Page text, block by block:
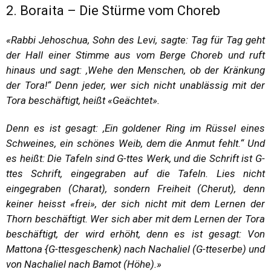
2. Boraita – Die Stürme vom Choreb
«Rabbi Jehoschua, Sohn des Levi, sagte: Tag für Tag geht
der Hall einer Stimme aus vom Berge Choreb und ruft
hinaus und sagt: ,Wehe den Menschen, ob der Kränkung
der Tora!“ Denn jeder, wer sich nicht unablässig mit der
Tora beschäftigt, heißt «Geächtet».
Denn es ist gesagt: ,Ein goldener Ring im Rüssel eines
Schweines, ein schönes Weib, dem die Anmut fehlt.“ Und
es heißt: Die Tafeln sind G-ttes Werk, und die Schrift ist G-
ttes Schrift, eingegraben auf die Tafeln. Lies nicht
eingegraben (Charat), sondern Freiheit (Cherut), denn
keiner heisst «frei», der sich nicht mit dem Lernen der
Thorn beschäftigt. Wer sich aber mit dem Lernen der Tora
beschäftigt, der wird erhöht, denn es ist gesagt: Von
Mattona {G-ttesgeschenk) nach Nachaliel (G-tteserbe) und
von Nachaliel nach Bamot (Höhe).»